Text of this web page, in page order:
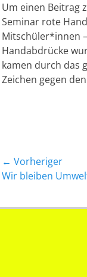
Um einen Beitrag
Seminar rote
Mitschüler*innen
Handabdrücke
kamen durch das
Zeichen gegen
← Vorheriger
Vorheriger
Wir bleiben